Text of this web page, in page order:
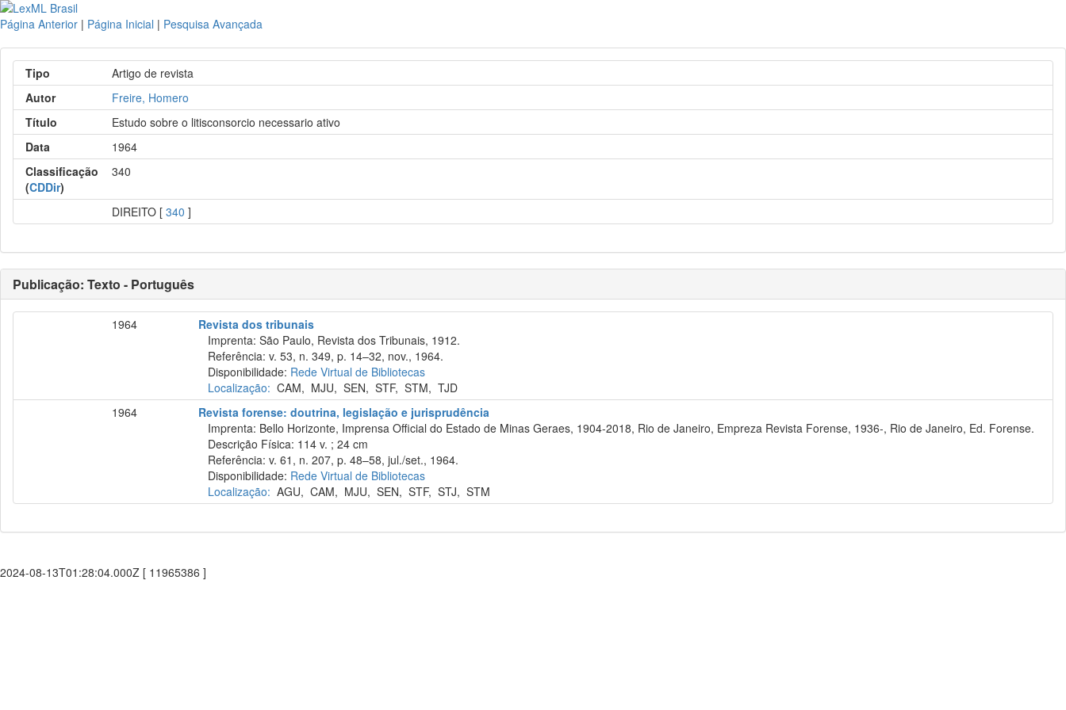
Página Anterior | Página Inicial | Pesquisa Avançada
Tipo
Artigo de revista
Autor
Freire, Homero
Título
Estudo sobre o litisconsorcio necessario ativo
Data
1964
Classificação
(CDDir)
340
DIREITO [340 ]
Publicação: Texto - Português
1964
Revista dos tribunais
Imprenta: São Paulo, Revista dos Tribunais, 1912.
Referência: v. 53, n. 349, p. 14–32, nov., 1964.
Disponibilidade: Rede Virtual de Bibliotecas
Localização: CAM, MJU,SEN,STF,STM,TJD
1964
Revista forense: doutrina, legislação e jurisprudência
Imprenta: Bello Horizonte, Imprensa Official do Estado de Minas Geraes, 1904-2018, Rio de Janeiro, Empreza Revista Forense, 1936-, Rio de Janeiro, Ed. Forense.
Descrição Física: 114 v. ; 24 cm
Referência: v. 61, n. 207, p. 48–58, jul./set., 1964.
Disponibilidade: Rede Virtual de Bibliotecas
Localização: AGU,CAM, MJU,SEN,STF,STJ,STM
2024-08-13T01:28:04.000Z [ 11965386 ]